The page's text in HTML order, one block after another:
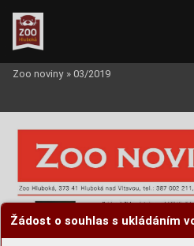
Žádost o souhlas s ukládáním
Zoo noviny » 03/2019